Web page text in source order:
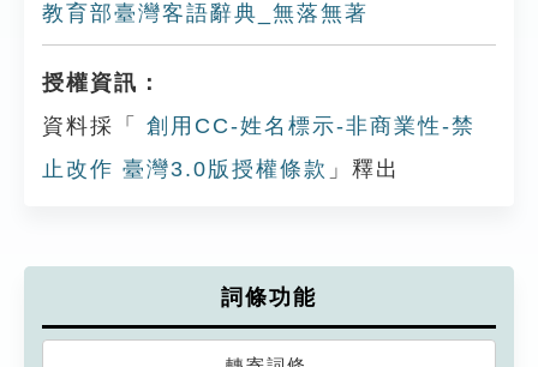
教育部臺灣客語辭典_無落無著
授權資訊：
資料採「
創用CC-姓名標示-非商業性-禁
止改作 臺灣3.0版授權條款 」釋出
詞條功能